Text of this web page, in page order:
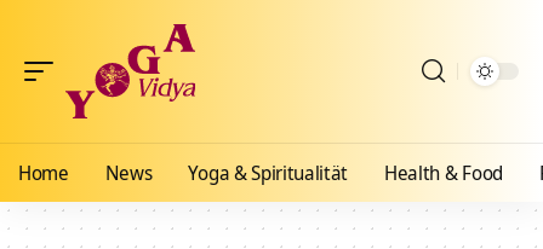
Home News Yoga & Spiritualität Health & Food